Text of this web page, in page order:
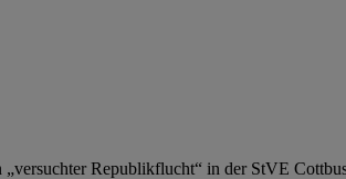
Republikflucht“ in der StVE